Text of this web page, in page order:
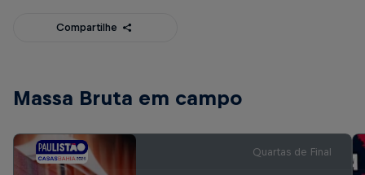
Compartilhe
Massa Bruta em campo
Quartas de Final